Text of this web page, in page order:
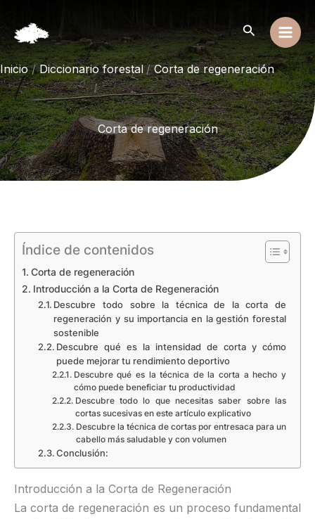
contenido
Buscar
Inicio Diccionario forestal Corta de regeneración
Corta de regeneración
Índice de contenidos
Corta de regeneración
Introducción a la Corta de Regeneración
Descubre todo sobre la técnica de la corta de
regeneración y su importancia en la gestión forestal
sostenible
Descubre qué es la intensidad de corta y cómo
puede mejorar tu rendimiento deportivo
Descubre qué es la técnica de la corta a hecho y
cómo puede beneficiar tu productividad
Descubre todo lo que necesitas saber sobre las
cortas sucesivas en este artículo explicativo
Descubre la técnica de cortas por entresaca para un
cabello más saludable y con volumen
Conclusión:
Introducción a la Corta de Regeneración
La corta de regeneración es un proceso fundamental